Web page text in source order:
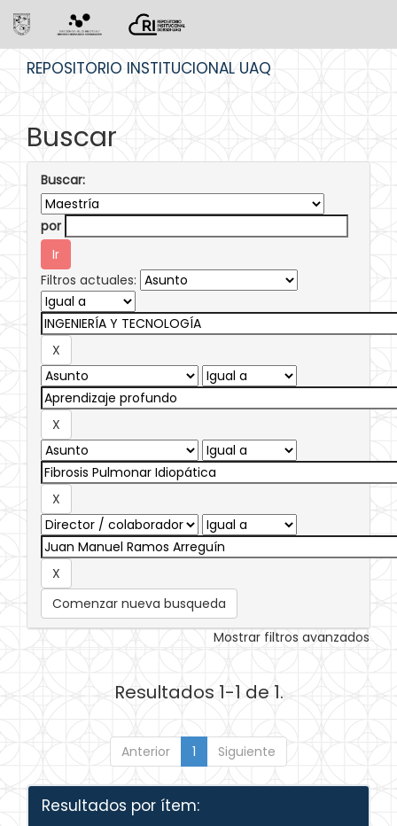
REPOSITORIO INSTITUCIONAL UAQ
Buscar
Buscar:
por
Filtros actuales:
Comenzar nueva busqueda
Mostrar filtros avanzados
Resultados 1-1 de 1.
Anterior 1 Siguiente
Resultados por ítem: